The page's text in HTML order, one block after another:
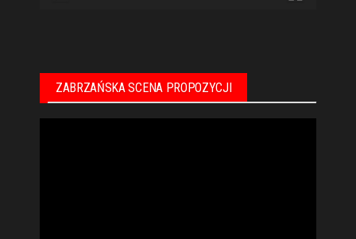
ZABRZAŃSKA SCENA PROPOZYCJI